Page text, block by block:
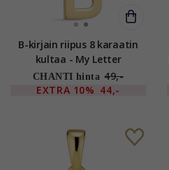
B-kirjain riipus 8 karaatin
kultaa - My Letter
CHANTI hinta 49,-
EXTRA 10% 44,-